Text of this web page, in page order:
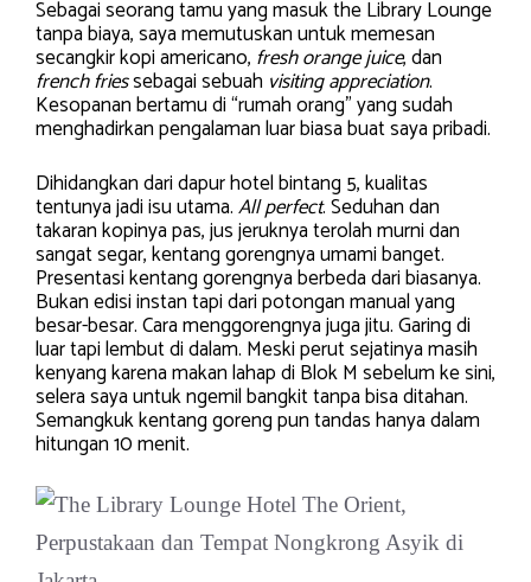
Sebagai seorang tamu yang masuk the Library Lounge
tanpa biaya, saya memutuskan untuk memesan
secangkir kopi americano, fresh orange juice, dan
french friessebagai sebuah visiting appreciation.
Kesopanan bertamu di “rumah orang” yang sudah
menghadirkan pengalaman luar biasa buat saya pribadi.
Dihidangkan dari dapur hotel bintang 5, kualitas
tentunya jadi isu utama.All perfect. Seduhan dan
takaran kopinya pas, jus jeruknya terolah murni dan
sangat segar, kentang gorengnya umami banget.
Presentasi kentang gorengnya berbeda dari biasanya.
Bukan edisi instan tapi dari potongan manual yang
besar-besar. Cara menggorengnya juga jitu. Garing di
luar tapi lembut di dalam. Meski perut sejatinya masih
kenyang karena makan lahap di Blok M sebelum ke sini,
selera saya untuk ngemil bangkit tanpa bisa ditahan.
Semangkuk kentang goreng pun tandas hanya dalam
hitungan 10 menit.